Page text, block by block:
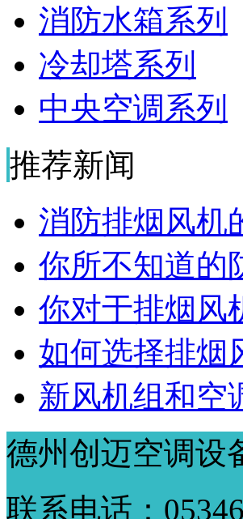
消防水箱系列
冷却塔系列
中央空调系列
推荐新闻
消防排烟风机
你所不知道的
你对于排烟风
如何选择排烟
新风机组和空
德州创迈空调设
联系电话：